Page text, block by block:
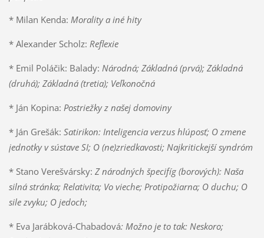
* Milan Kenda: Morality a iné hity
* Alexander Scholz: Reflexie
* Emil Poláčik: Balady: Národná; Základná (prvá); Základná
(druhá); Základná (tretia); Veľkonočná
* Ján Kopina: Postriežky z našej domoviny
* Ján Grešák: Satirikon: Inteligencia verzus hlúposť; O zmene
jednotky v sústave SI; O (ne)zriedkavosti; Najkritickejší syndróm
* Stano Verešvársky: Z národných špecifíg (borových): Naša
silná stránka; Relativita; Vo vieche; Protipožiarna; O duchu; O
sile zvyku; O jedoch;
* Eva Jarábková-Chabadová: Možno je to tak: Neskoro;